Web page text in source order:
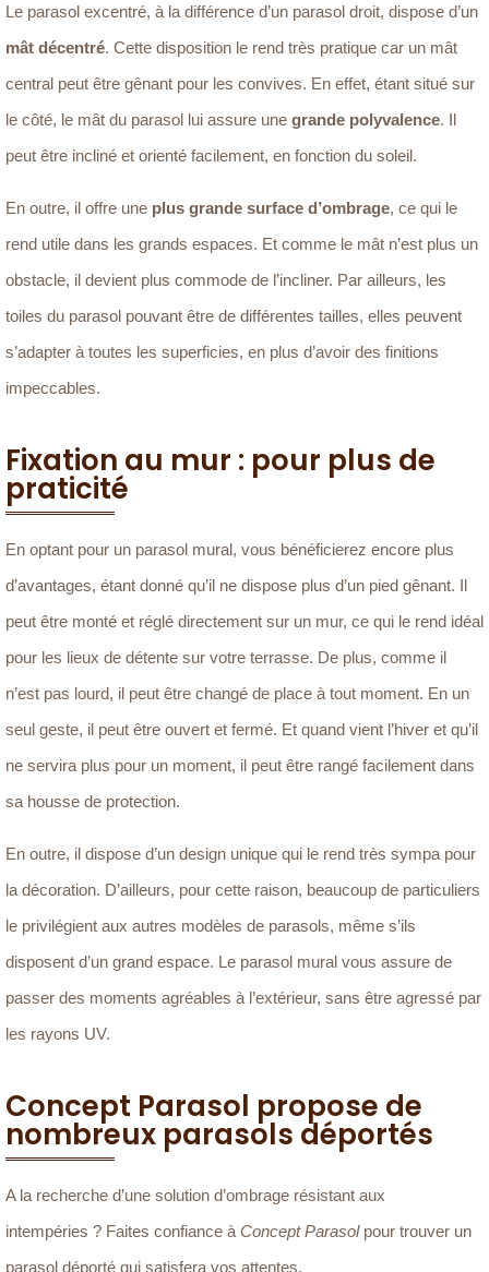
Le parasol excentré, à la différence d’un parasol droit, dispose d’un
mât décentré. Cette disposition le rend très pratique car un mât
central peut être gênant pour les convives. En effet, étant situé sur
le côté, le mât du parasol lui assure une grande polyvalence. Il
peut être incliné et orienté facilement, en fonction du soleil.
En outre, il offre une plus grande surface d’ombrage, ce qui le
rend utile dans les grands espaces. Et comme le mât n’est plus un
obstacle, il devient plus commode de l’incliner. Par ailleurs, les
toiles du parasol pouvant être de différentes tailles, elles peuvent
s’adapter à toutes les superficies, en plus d’avoir des finitions
impeccables.
Fixation au mur : pour plus de
praticité
En optant pour un parasol mural, vous bénéficierez encore plus
d’avantages, étant donné qu’il ne dispose plus d’un pied gênant. Il
peut être monté et réglé directement sur un mur, ce qui le rend idéal
pour les lieux de détente sur votre terrasse. De plus, comme il
n’est pas lourd, il peut être changé de place à tout moment. En un
seul geste, il peut être ouvert et fermé. Et quand vient l’hiver et qu’il
ne servira plus pour un moment, il peut être rangé facilement dans
sa housse de protection.
En outre, il dispose d’un design unique qui le rend très sympa pour
la décoration. D’ailleurs, pour cette raison, beaucoup de particuliers
le privilégient aux autres modèles de parasols, même s’ils
disposent d’un grand espace. Le parasol mural vous assure de
passer des moments agréables à l’extérieur, sans être agressé par
les rayons UV.
Concept Parasol propose de
nombreux parasols déportés
A la recherche d’une solution d’ombrage résistant aux
intempéries ? Faites confiance à Concept Parasolpour trouver un
parasol déporté qui satisfera vos attentes.